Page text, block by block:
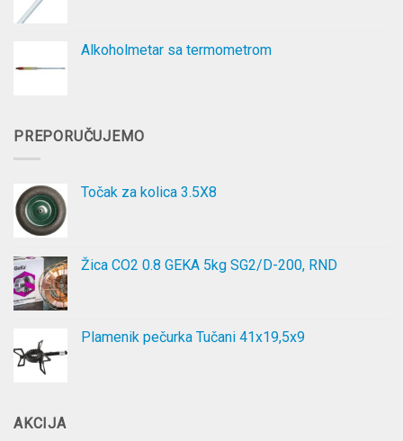
Alkoholmetar sa termometrom
PREPORUČUJEMO
Točak za kolica 3.5X8
Žica CO2 0.8 GEKA 5kg SG2/D-200, RND
Plamenik pečurka Tučani 41x19,5x9
AKCIJA